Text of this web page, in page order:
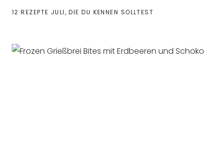
12 REZEPTE JULI, DIE DU KENNEN SOLLTEST